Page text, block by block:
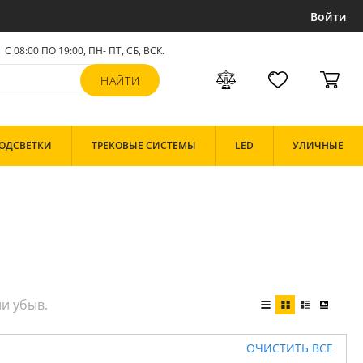
Войти
С 08:00 ПО 19:00, ПН- ПТ,СБ, ВСК.
ТРЕКОВЫЕ СИСТЕМЫ LED УЛИЧНЫЕ
ОЧИСТИТЬ ВСЕ